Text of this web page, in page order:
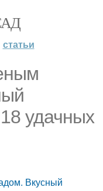
статьи
удачных
Вкусный